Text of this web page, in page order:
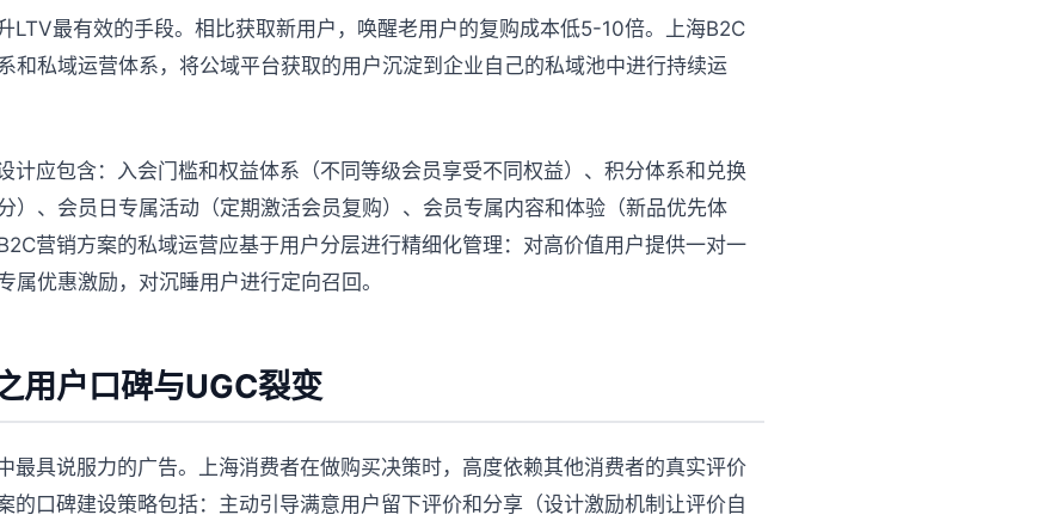
LTV最有效的手段。相比获取新用户，唤醒老用户的复购成本低5-10倍。上海B2C
和私域运营体系，将公域平台获取的用户沉淀到企业自己的私域池中进行持续运
计应包含：入会门槛和权益体系（不同等级会员享受不同权益）、积分体系和兑换
）、会员日专属活动（定期激活会员复购）、会员专属内容和体验（新品优先体
营销方案的私域运营应基于用户分层进行精细化管理：对高价值用户提供一对一
属优惠激励，对沉睡用户进行定向召回。
用户口碑与UGC裂变
最具说服力的广告。上海消费者在做购买决策时，高度依赖其他消费者的真实评价
的口碑建设策略包括：主动引导满意用户留下评价和分享（设计激励机制让评价自